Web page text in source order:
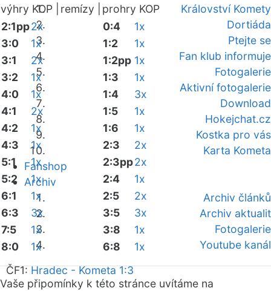
Království Komety
Dortiáda
Ptejte se
Fan klub informuje
Fotogalerie
Aktivní fotogalerie
Download
Hokejchat.cz
Kostka pro vás
Karta Kometa
Fanshop
Archiv
Archiv článků
Archiv aktualit
Fotogalerie
Youtube kanál
ČF1:Hradec - Kometa 1:3
výhry KOP | remízy |
prohry KOP
2:1pp2x
3:0
1x
3:1
2x
3:2
1x
4:0
1x
4:1
2x
4:2
1x
4:3
1x
5:1
1x
5:2
1x
6:1
1x
6:3
3x
7:5
1x
8:0
1x
0:4
1x
1:2
1x
1:2pp 1x
1:3
1x
1:4
3x
1:5
1x
1:6
1x
2:3
2x
2:3pp2x
2:4
1x
2:5
2x
3:5
3x
3:8
1x
6:8
1x
Vaše připomínky k této stránce uvítáme na